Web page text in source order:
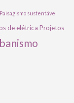
Paisagismo sustentável
de elétrica Projetos